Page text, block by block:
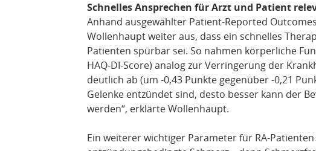
Schnelles Ansprechen für Arzt und Patient
Anhand ausgewählter Patient-Reported
Wollenhaupt weiter aus, dass ein schnelles
Patienten spürbar sei. So nahmen körperliche
HAQ-DI-Score) analog zur Verringerung der
deutlich ab (um -0,43 Punkte gegenüber -0,21
Gelenke entzündet sind, desto besser kann der
werden“, erklärte Wollenhaupt.
Ein weiterer wichtiger Parameter für RA-